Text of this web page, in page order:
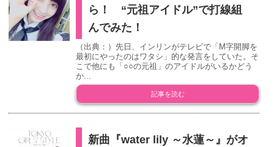
ら！ “元祖アイドル”で打線組
んでみた！
（出典：）先日、インリンがテレビで「M字開脚を
最初にやったのはワタシ」的な発言をしていた。そ
こで他にも「○○の元祖」のアイドルがいるかどう
か...
記事を読む
新曲『water lily ～水蓮～』がオ